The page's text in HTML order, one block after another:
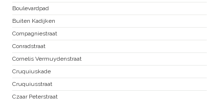
Boulevardpad
Buiten Kadijken
Compagniestraat
Conradstraat
Cornelis Vermuydenstraat
Cruquiuskade
Cruquiusstraat
Czaar Peterstraat